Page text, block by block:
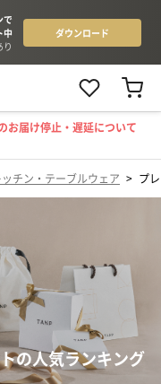
お届け停止・遅延について
ッチン・テーブルウェア > プ
の人気ランキング